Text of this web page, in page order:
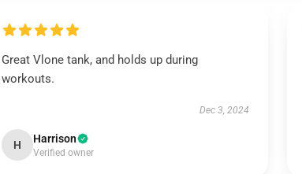
Great Vlone tank, and holds up during
workouts.
Dec 3, 2024
H Harrison
Verified owner